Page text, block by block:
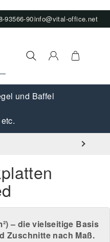
93566-90info@vital-office.net
und Baffel
) – die vielseitige Basis
Zuschnitte nach Maß.